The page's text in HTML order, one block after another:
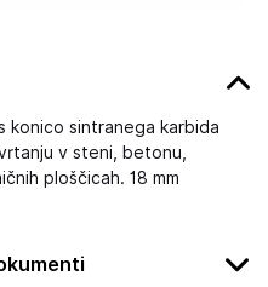
konico sintranega karbida
v steni, betonu,
ploščicah. 18 mm